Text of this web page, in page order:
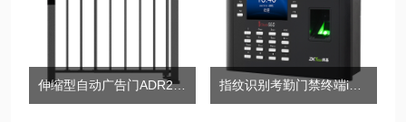
伸缩型自动广告门ADR2000 指纹识别考勤门禁终端iClock660